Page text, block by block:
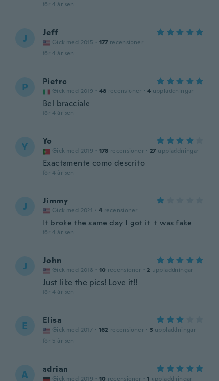
för 4 år sen
J Jeff
Gick med 2015 · 177 recensioner
för 4 år sen
P Pietro
Gick med 2019 · 48 recensioner · 4 uppladdningar
Bel bracciale
för 4 år sen
Y Yo
Gick med 2019 · 178 recensioner · 27 uppladdningar
Exactamente como descrito
för 4 år sen
J Jimmy
Gick med 2021 · 4 recensioner
It broke the same day I got it it was fake
för 4 år sen
J John
Gick med 2018 · 10 recensioner · 2 uppladdningar
Just like the pics! Love it!!
för 4 år sen
E Elisa
Gick med 2017 · 162 recensioner · 3 uppladdningar
för 5 år sen
A adrian
Gick med 2019 · 10 recensioner · 1 uppladdningar